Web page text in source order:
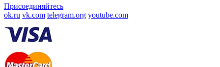
Присоединяйтесь
ok.ru vk.com telegram.org youtube.com